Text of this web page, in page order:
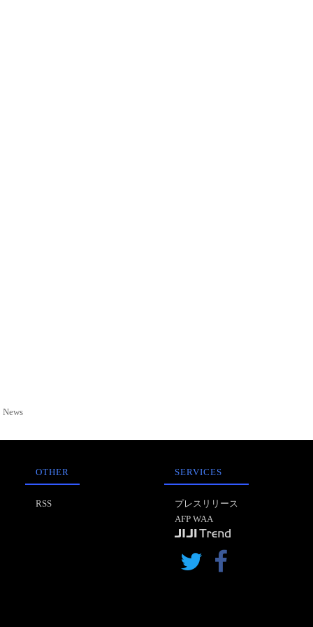
OTHER
RSS
SERVICES
プレスリリース
AFP WAA